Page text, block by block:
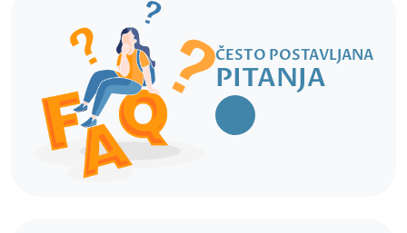
ČESTO POSTAVLJANA
PITANJA